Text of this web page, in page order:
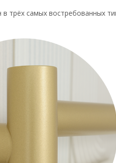
в трёх самых востребованных